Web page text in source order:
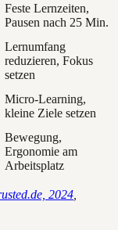
Feste Lernzeiten,
Pausen nach 25 Min.
Lernumfang
reduzieren, Fokus
setzen
Micro-Learning,
kleine Ziele setzen
Bewegung,
Ergonomie am
Arbeitsplatz
2024